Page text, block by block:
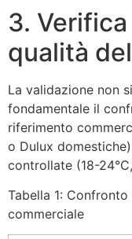
3.
qualità
La validazione non
fondamentale il
riferimento
o Dulux
controllate (18-
Tabella 1:
commerciale